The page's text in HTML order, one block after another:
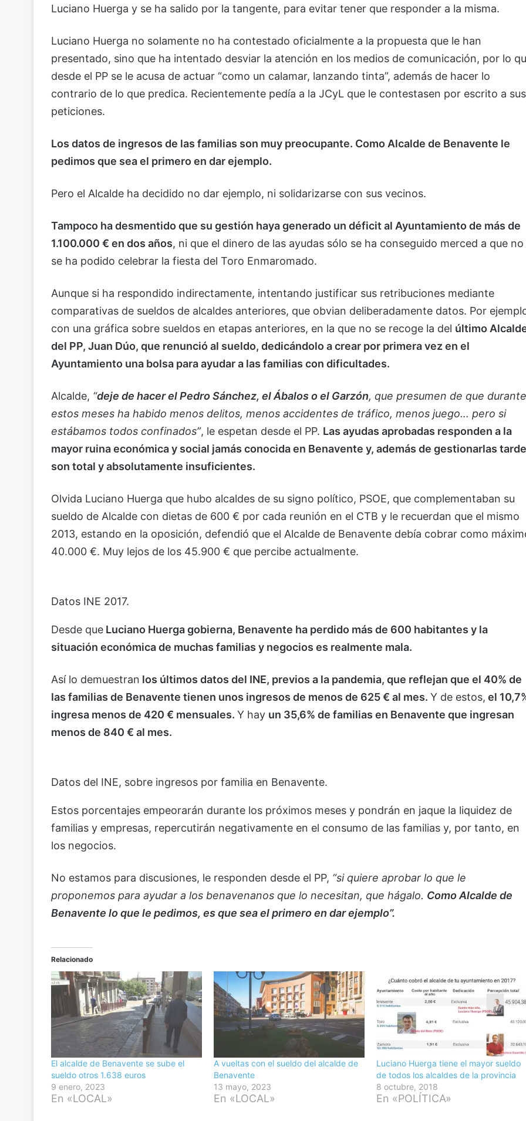
Luciano Huerga y se ha salido por la tangente, para evitar tener que responder a la misma.
Luciano Huerga no solamente no ha contestado oficialmente a la propuesta que le han
presentado, sino que ha intentado desviar la atención en los medios de comunicación, por lo
desde el PP se le acusa de actuar “como un calamar, lanzando tinta”, además de hacer lo
contrario de lo que predica. Recientemente pedía a la JCyL que le contestasen por escrito a sus
peticiones.
Los datos de ingresos de las familias son muy preocupante. Como Alcalde de Benavente le
pedimos que sea el primero en dar ejemplo.
Pero el Alcalde ha decidido no dar ejemplo, ni solidarizarse con sus vecinos.
Tampoco ha desmentido que su gestión haya generado un déficit al Ayuntamiento de más de
1.100.000 € en dos años, ni que el dinero de las ayudas sólo se ha conseguido merced a que no
se ha podido celebrar la fiesta del Toro Enmaromado.
Aunque si ha respondido indirectamente, intentando justificar sus retribuciones mediante
comparativas de sueldos de alcaldes anteriores, que obvian deliberadamente datos. Por
con una gráfica sobre sueldos en etapas anteriores, en la que no se recoge la del último
del PP, Juan Dúo, que renunció al sueldo, dedicándolo a crear por primera vez en el
Ayuntamiento una bolsa para ayudar a las familias con dificultades.
Alcalde, “deje de hacer el Pedro Sánchez, el Ábalos o el Garzón, que presumen de que durante
estos meses ha habido menos delitos, menos accidentes de tráfico, menos juego… pero si
estábamos todos confinados”, le espetan desde el PP. Las ayudas aprobadas responden a la
mayor ruina económica y social jamás conocida en Benavente y, además de gestionarlas
son total y absolutamente insuficientes.
Olvida Luciano Huerga que hubo alcaldes de su signo político, PSOE, que complementaban su
sueldo de Alcalde con dietas de 600 € por cada reunión en el CTB y le recuerdan que el mismo
2013, estando en la oposición, defendió que el Alcalde de Benavente debía cobrar como
40.000 €. Muy lejos de los 45.900 € que percibe actualmente.
Datos INE 2017.
Desde que Luciano Huerga gobierna, Benavente ha perdido más de 600 habitantes y la
situación económica de muchas familias y negocios es realmente mala.
Así lo demuestran los últimos datos del INE, previos a la pandemia, que reflejan que el 40% de
las familias de Benavente tienen unos ingresos de menos de 625 € al mes. Y de estos, el
ingresa menos de 420 € mensuales. Y hay un 35,6% de familias en Benavente que ingresan
menos de 840 € al mes.
Datos del INE, sobre ingresos por familia en Benavente.
Estos porcentajes empeorarán durante los próximos meses y pondrán en jaque la liquidez de
familias y empresas, repercutirán negativamente en el consumo de las familias y, por tanto, en
los negocios.
No estamos para discusiones, le responden desde el PP, “si quiere aprobar lo que le
proponemos para ayudar a los benavenanos que lo necesitan, que hágalo. Como Alcalde de
Benavente lo que le pedimos, es que sea el primero en dar ejemplo”.
Relacionado
El alcalde de Benavente se sube el
sueldo otros 1.638 euros
9 enero, 2023
En «LOCAL»
A vueltas con el sueldo del alcalde de
Benavente
13 mayo, 2023
En «LOCAL»
Luciano Huerga tiene el mayor sueldo
de todos los alcaldes de la provincia
8 octubre, 2018
En «POLÍTICA»